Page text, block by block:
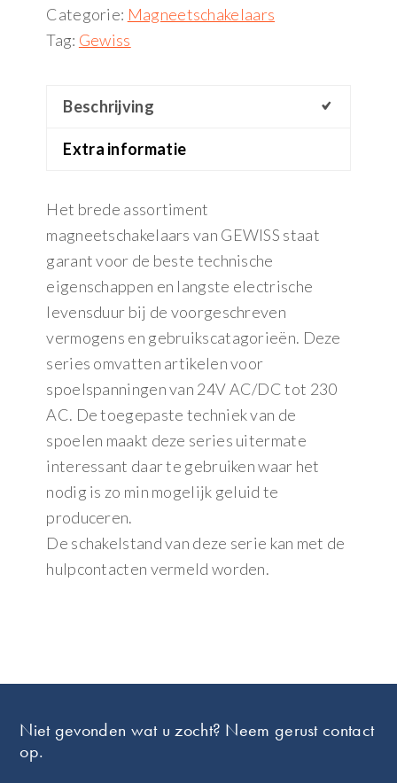
Categorie: Magneetschakelaars
Tag: Gewiss
Beschrijving
Extra informatie
Het brede assortiment
magneetschakelaars van GEWISS staat
garant voor de beste technische
eigenschappen en langste electrische
levensduur bij de voorgeschreven
vermogens en gebruikscatagorieën. Deze
series omvatten artikelen voor
spoelspanningen van 24V AC/DC tot 230
AC. De toegepaste techniek van de
spoelen maakt deze series uitermate
interessant daar te gebruiken waar het
nodig is zo min mogelijk geluid te
produceren.
De schakelstand van deze serie kan met de
hulpcontacten vermeld worden.
Niet gevonden wat u zocht? Neem gerust contact
op.